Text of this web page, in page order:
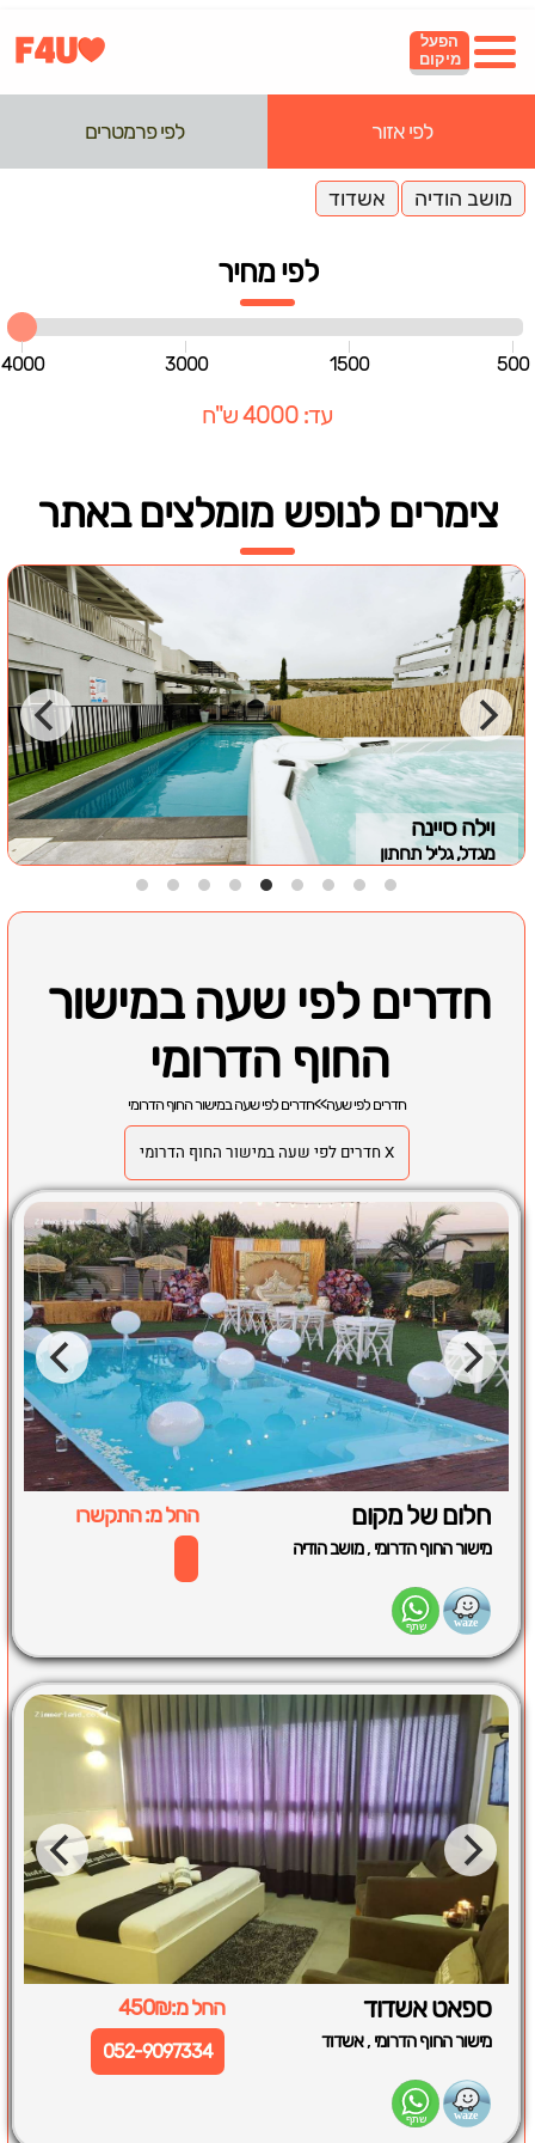
הפעל
מיקום
לפי אזור לפי פרמטרים
מושב הודיה אשדוד
לפי מחיר
500
1500
3000
4000
עד: 4000 ש"ח
צימרים לנופש מומלצים באתר
וילה סיינה
מגדל, גליל תחתון
חדרים לפי שעה במישור
החוף הדרומי
חדרים לפי שעה>>חדרים לפי שעה במישור החוף הדרומי
X חדרים לפי שעה במישור החוף הדרומי
חלום של מקום החל מ: התקשרו
מישור החוף הדרומי ,מושב הודיה
ספאט אשדוד החל מ:450₪
מישור החוף הדרומי ,אשדוד 052-9097334